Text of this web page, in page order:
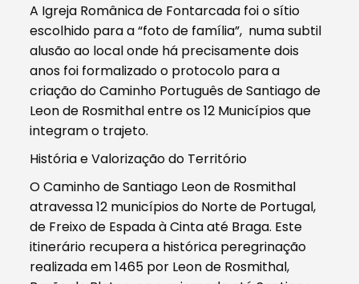
A Igreja Românica de Fontarcada foi o sítio
escolhido para a “foto de família”, numa subtil
alusão ao local onde há precisamente dois
anos foi formalizado o protocolo para a
criação do Caminho Português de Santiago de
Leon de Rosmithal entre os 12 Municípios que
integram o trajeto.
História e Valorização do Território
O Caminho de Santiago Leon de Rosmithal
atravessa 12 municípios do Norte de Portugal,
de Freixo de Espada à Cinta até Braga. Este
itinerário recupera a histórica peregrinação
realizada em 1465 por Leon de Rosmithal,